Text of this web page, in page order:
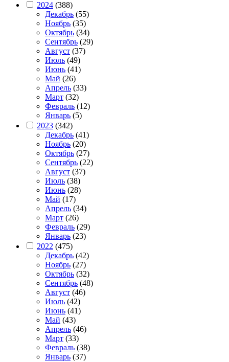
2024 (388)
Декабрь (55)
Ноябрь (35)
Октябрь (34)
Сентябрь (29)
Август (37)
Июль (49)
Июнь (41)
Май (26)
Апрель (33)
Март (32)
Февраль (12)
Январь (5)
2023 (342)
Декабрь (41)
Ноябрь (20)
Октябрь (27)
Сентябрь (22)
Август (37)
Июль (38)
Июнь (28)
Май (17)
Апрель (34)
Март (26)
Февраль (29)
Январь (23)
2022 (475)
Декабрь (42)
Ноябрь (27)
Октябрь (32)
Сентябрь (48)
Август (46)
Июль (42)
Июнь (41)
Май (43)
Апрель (46)
Март (33)
Февраль (38)
Январь (37)